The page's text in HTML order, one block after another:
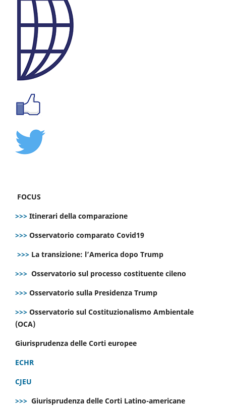
FOCUS
>>> Itinerari della comparazione
>>> Osservatorio comparato Covid19
>>> La transizione: l’America dopo Trump
>>> Osservatorio sul processo costituente cileno
>>> Osservatorio sulla Presidenza Trump
>>> Osservatorio sul Costituzionalismo Ambientale
(OCA)
Giurisprudenza delle Corti europee
ECHR
CJEU
>>> Giurisprudenza delle Corti Latino-americane